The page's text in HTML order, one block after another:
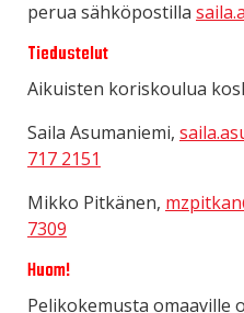
perua sähköpostilla
Tiedustelut
Aikuisten koriskoulua
Saila Asumaniemi,
717 2151
Mikko Pitkänen,
7309
Huom!
Pelikokemusta omaaville